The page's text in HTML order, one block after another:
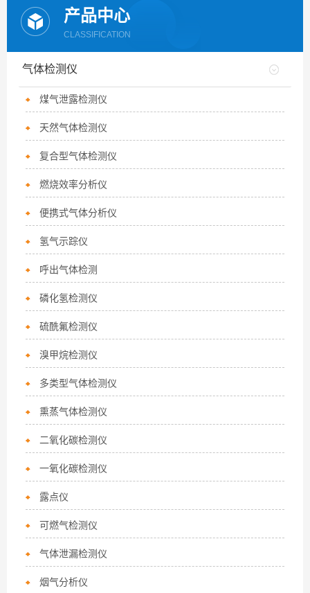
产品中心
CLASSIFICATION
气体检测仪
煤气泄露检测仪
天然气体检测仪
复合型气体检测仪
燃烧效率分析仪
便携式气体分析仪
氢气示踪仪
呼出气体检测
磷化氢检测仪
硫酰氟检测仪
溴甲烷检测仪
多类型气体检测仪
熏蒸气体检测仪
二氧化碳检测仪
一氧化碳检测仪
露点仪
可燃气检测仪
气体泄漏检测仪
烟气分析仪